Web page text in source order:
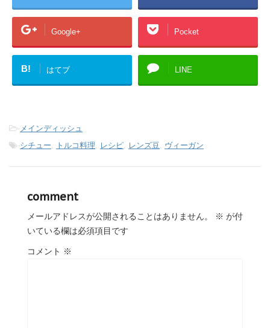
Google+ Pocket
B! はてブ LINE
-メインディッシュ
-シチュー, トルコ料理, レシピ, レンズ豆, ヴィーガン
comment
メールアドレスが公開されることはありません。 ※ が付
いている欄は必須項目です
コメント ※